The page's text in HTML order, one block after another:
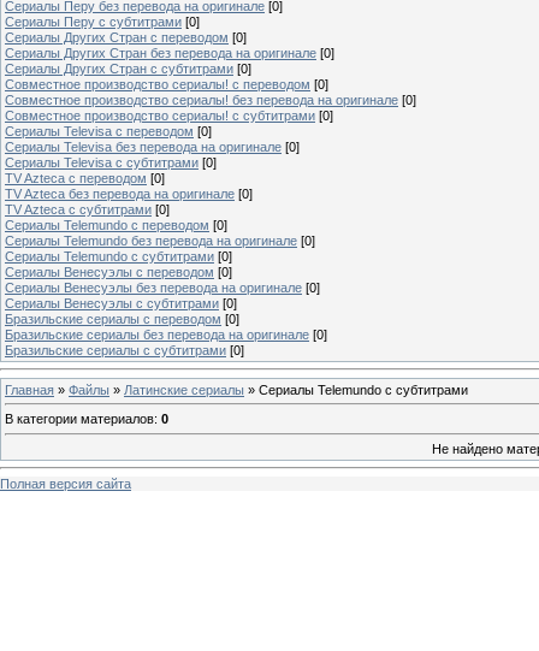
Сериалы Перу без перевода на оригинале [0]
Сериалы Перу с субтитрами [0]
Сериалы Других Стран с переводом [0]
Сериалы Других Стран без перевода на оригинале [0]
Сериалы Других Стран с субтитрами [0]
Совместное производство сериалы! с переводом [0]
Совместное производство сериалы! без перевода на оригинале [0]
Совместное производство сериалы! с субтитрами [0]
Сериалы Televisa с переводом [0]
Сериалы Televisa без перевода на оригинале [0]
Сериалы Televisa с субтитрами [0]
TV Azteca с переводом [0]
TV Azteca без перевода на оригинале [0]
TV Azteca с субтитрами [0]
Сериалы Telemundo с переводом [0]
Сериалы Telemundo без перевода на оригинале [0]
Сериалы Telemundo с субтитрами [0]
Сериалы Венесуэлы с переводом [0]
Сериалы Венесуэлы без перевода на оригинале [0]
Сериалы Венесуэлы с субтитрами [0]
Бразильские сериалы с переводом [0]
Бразильские сериалы без перевода на оригинале [0]
Бразильские сериалы с субтитрами [0]
Главная » Файлы » Латинские сериалы » Сериалы Telemundo с субтитрами
В категории материалов: 0
Не найдено
Полная версия сайта